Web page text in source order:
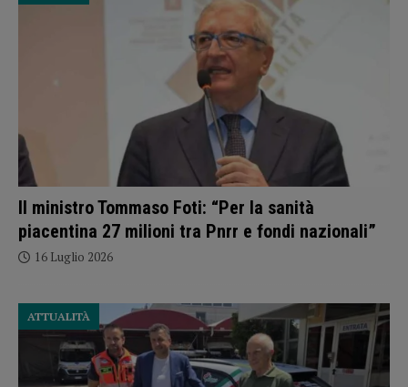
Il ministro Tommaso Foti: “Per la sanità
piacentina 27 milioni tra Pnrr e fondi nazionali”
16 Luglio 2026
ATTUALITÀ